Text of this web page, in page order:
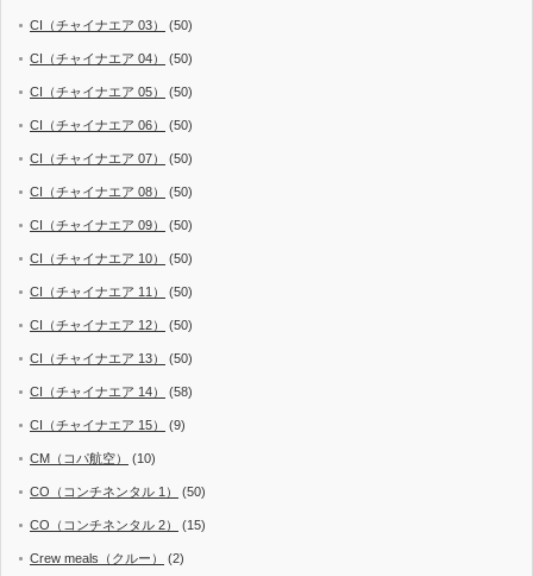
CI（チャイナエア 03） (50)
CI（チャイナエア 04） (50)
CI（チャイナエア 05） (50)
CI（チャイナエア 06） (50)
CI（チャイナエア 07） (50)
CI（チャイナエア 08） (50)
CI（チャイナエア 09） (50)
CI（チャイナエア 10） (50)
CI（チャイナエア 11） (50)
CI（チャイナエア 12） (50)
CI（チャイナエア 13） (50)
CI（チャイナエア 14） (58)
CI（チャイナエア 15） (9)
CM（コパ航空） (10)
CO（コンチネンタル 1） (50)
CO（コンチネンタル 2） (15)
Crew meals（クルー） (2)